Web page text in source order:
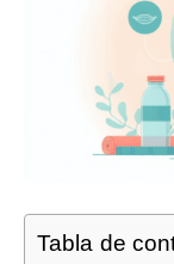
Tabla de